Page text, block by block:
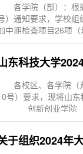
各学院（部）：
）通知要求，学校
中期检查项目26项
，经学校组...
东科技大学
各校区、各学院
号）要求，
创新
于组织2024年